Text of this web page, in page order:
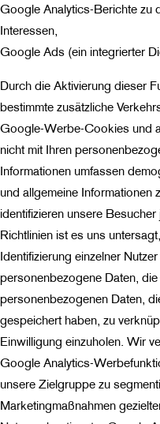
Google Analytics-Berichte zu
Interessen,
Google Ads (ein integrierter
Durch die Aktivierung dieser
bestimmte zusätzliche
Google-Werbe-Cookies und
nicht mit Ihren
Informationen umfassen
und allgemeine Informationen
identifizieren unsere
Richtlinien ist es uns
Identifizierung einzelner
personenbezogene Daten,
personenbezogenen Daten,
gespeichert haben, zu
Einwilligung einzuholen. Wir
Google Analytics-
unsere Zielgruppe zu
Marketingmaßnahmen